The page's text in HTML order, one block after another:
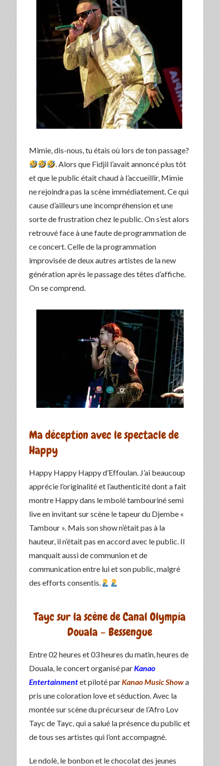
Mimie, dis-nous, tu étais où lors de ton passage?
. Alors que Fidjil l’avait annoncé plus tôt
et que le public était chaud à l’accueillir, Mimie
ne rejoindra pas la scène immédiatement. Ce qui
cause d’ailleurs une incompréhension et une
sorte de frustration chez le public. On s’est alors
retrouvé face à une faute de programmation de
ce concert. Celle de la programmation
improvisée de deux autres artistes de la new
génération après le passage des têtes d’affiche.
On se comprend.
Ma déception avec le spectacle de
Happy
Happy Happy Happy d’Effoulan. J’ai beaucoup
apprécie l’originalité et l’authenticité dont a fait
montre Happy dans le mbolé tambouriné semi
live en invitant sur scène le tapeur du Djembe «
Tambour ». Mais son show n’était pas à la
hauteur, il n’était pas en accord avec le public. Il
manquait aussi de communion et de
communication entre lui et son public, malgré
des efforts consentis.
Tayc sur la scène de Canal Olympia
Douala – Bessengue
Entre 02 heures et 03 heures du matin, heures de
Douala, le concert organisé parKanao
Entertainmentet piloté parKanao Music Showa
pris une coloration love et séduction. Avec la
montée sur scène du précurseur de l’Afro Lov
Tayc de Tayc, qui a salué la présence du public et
de tous ses artistes qui l’ont accompagné.
Le ndolè, le bonbon et le chocolat des jeunes